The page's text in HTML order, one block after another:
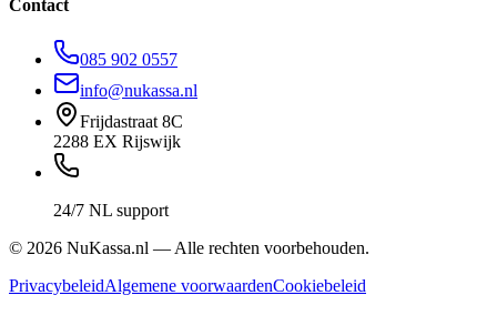
Contact
085 902 0557
info@nukassa.nl
Frijdastraat 8C
2288 EX Rijswijk
24/7 NL support
© 2026 NuKassa.nl — Alle rechten voorbehouden.
PrivacybeleidAlgemene voorwaardenCookiebeleid